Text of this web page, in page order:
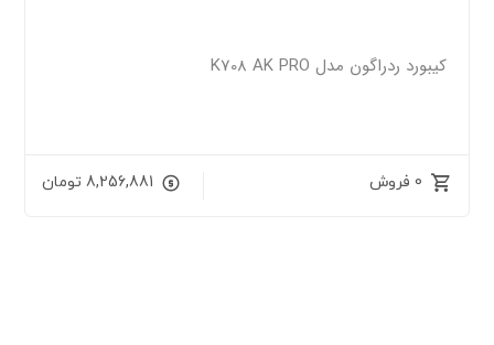
کیبورد ردراگون مدل K708 AK PRO
0 فروش 8,256,881 تومان